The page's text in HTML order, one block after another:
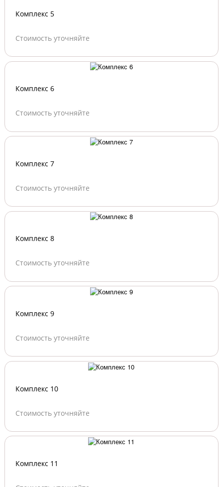
Комплекс 5
Стоимость уточняйте
Комплекс 6
Стоимость уточняйте
Комплекс 7
Стоимость уточняйте
Комплекс 8
Стоимость уточняйте
Комплекс 9
Стоимость уточняйте
Комплекс 10
Стоимость уточняйте
Комплекс 11